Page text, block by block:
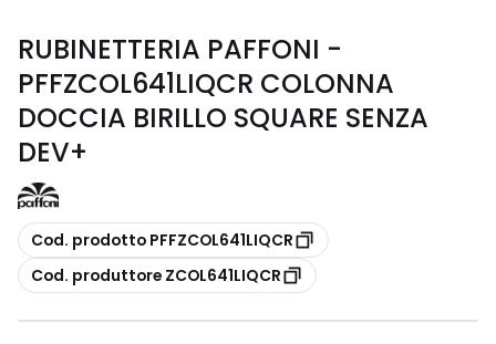
RUBINETTERIA PAFFONI -
PFFZCOL641LIQCR COLONNA
DOCCIA BIRILLO SQUARE SENZA
DEV+
copia
Cod. prodotto PFFZCOL641LIQCR
copia
Cod. produttore ZCOL641LIQCR